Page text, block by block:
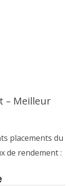
– Meilleur
placements du
de rendement :